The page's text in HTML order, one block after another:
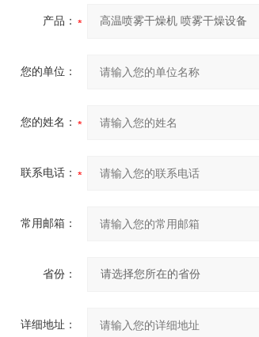
产品：
您的单位：
您的姓名：
联系电话：
常用邮箱：
省份：
详细地址：